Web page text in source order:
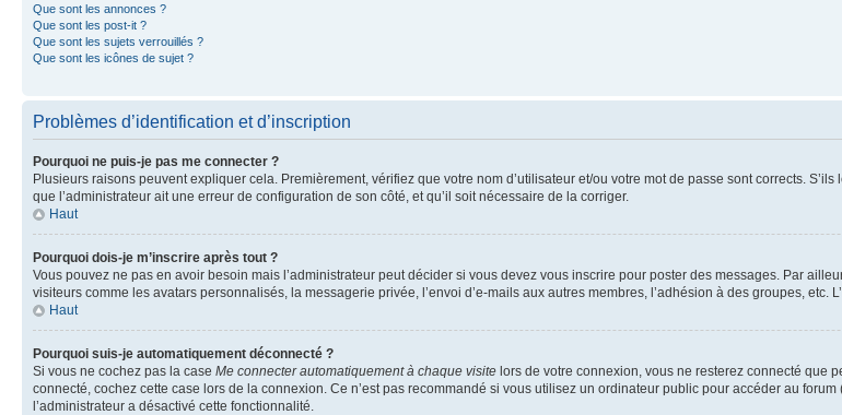
Que sont les annonces ?
Que sont les post-it ?
Que sont les sujets verrouillés ?
Que sont les icônes de sujet ?
Problèmes d’identification et d’inscription
Pourquoi ne puis-je pas me connecter ?
Plusieurs raisons peuvent expliquer cela. Premièrement, vérifiez que votre nom d’utilisateur et/ou votre mot de passe sont corrects.
que l’administrateur ait une erreur de configuration de son côté, et qu’il soit nécessaire de la corriger.
Haut
Pourquoi dois-je m’inscrire après tout ?
Vous pouvez ne pas en avoir besoin mais l’administrateur peut décider si vous devez vous inscrire pour poster des messages. Par
visiteurs comme les avatars personnalisés, la messagerie privée, l’envoi d’e-mails aux autres membres, l’adhésion à des groupes, etc.
Haut
Pourquoi suis-je automatiquement déconnecté ?
Si vous ne cochez pas la case Me connecter automatiquement à chaque visite lors de votre connexion, vous ne resterez connecté que
connecté, cochez cette case lors de la connexion. Ce n’est pas recommandé si vous utilisez un ordinateur public pour accéder au
l’administrateur a désactivé cette fonctionnalité.